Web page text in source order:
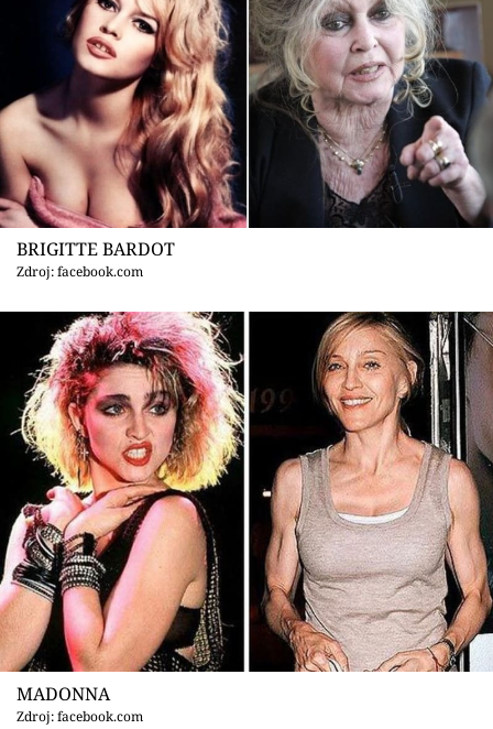
BRIGITTE BARDOT
Zdroj: facebook.com
MADONNA
Zdroj: facebook.com